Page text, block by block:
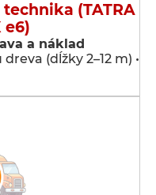
(TATRA
e6)
a náklad
(dĺžky 2–12 m) •